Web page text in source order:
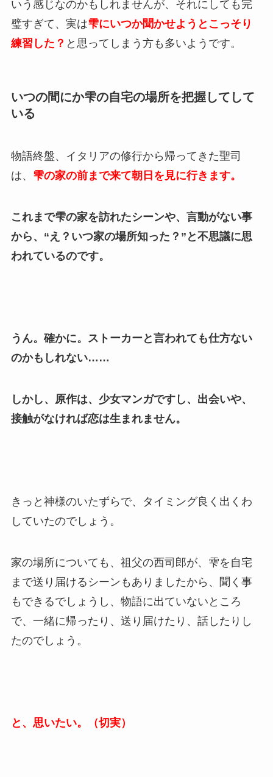
いう感じなのかもしれませんが、それにしても完
璧すぎて、実は雫にいつか聞かせようとこっそり
練習した？ と思ってしまう方も多いようです。
いつの間にか雫の自宅の場所を把握してして
いる
物語終盤、イタリアの修行から帰ってきた聖司
は、 雫の家の前まで来て朝日を見に行きます。
これまで雫の家を訪れたシーンや、言動がない事
から、“え？いつ家の場所知った？”と不思議に思
われているのです。
うん。確かに。ストーカーと言われても仕方ない
のかもしれない……
しかし、原作は、少女マンガですし、出会いや、
接触がなければ恋は生まれません。
きっと神様のいたずらで、タイミング良く出くわ
していたのでしょう。
家の場所についても、祖父の西司郎が、雫を自宅
まで送り届けるシーンもありましたから、聞く事
もできるでしょうし、物語に出ていないところ
で、一緒に帰ったり、送り届けたり、話したりし
たのでしょう。
と、思いたい。（切実）